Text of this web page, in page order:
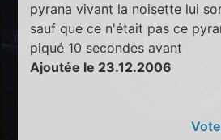
pyrana vivant la noisette lui
sauf que ce n'était pas ce
piqué 10 secondes avant
Ajoutée le 23.12.2006